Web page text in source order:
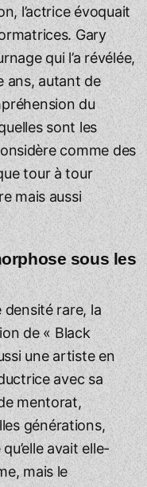
l’actrice évoquait
Gary
qui l’a révélée,
ans, autant de
du
sont les
comme des
tour à tour
mais aussi
sous les
densité rare, la
de « Black
une artiste en
avec sa
mentorat,
générations,
avait elle-
mais le